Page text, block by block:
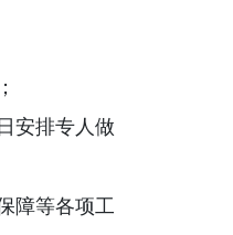
安排专人做
障等各项工